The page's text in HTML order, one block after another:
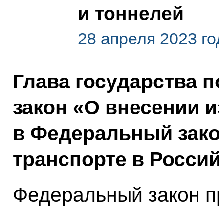
и тоннелей
28 апреля 2023
Глава государства
закон «О внесении
в Федеральный
транспорте в
Федеральный закон